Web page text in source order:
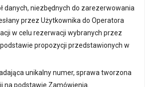
danych, niezbędnych do zarezerwowania
przez Użytkownika do Operatora
w celu rezerwacji wybranych przez
podstawie propozycji przedstawionych w
unikalny numer, sprawa tworzona
na podstawie Zamówienia.